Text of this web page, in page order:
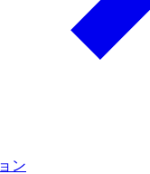
ン